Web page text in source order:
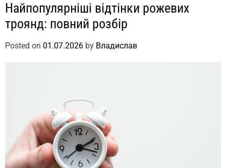
Найпопулярніші відтінки рожевих
троянд: повний розбір
Posted on 01.07.2026 by Владислав